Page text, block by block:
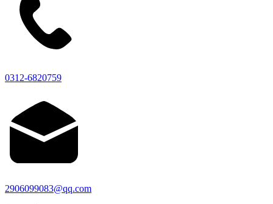
0312-6820759
2906099083@qq.com